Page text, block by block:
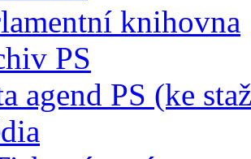
knihovna
PS
agend PS (ke